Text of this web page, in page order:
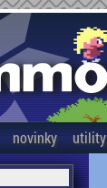
novinky utility